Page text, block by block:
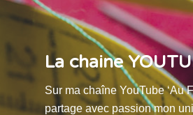
La chaine
Sur ma chaîne YouTube ‘Au
partage avec passion mon